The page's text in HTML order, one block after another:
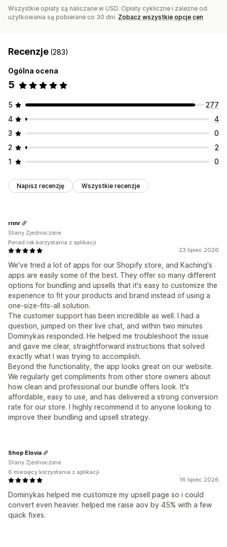
Wszystkie opłaty są naliczane w USD. Opłaty cykliczne i zależne od
użytkowania są pobierane co 30 dni. Zobacz wszystkie opcje cen
Recenzje (283)
Ogólna ocena
5
5
277
4
4
3
0
2
2
1
0
Napisz recenzję Wszystkie recenzje
23 lipiec 2026
We've tried a lot of apps for our Shopify store, and Kaching's
apps are easily some of the best. They offer so many different
options for bundling and upsells that it's easy to customize the
experience to fit your products and brand instead of using a
one-size-fits-all solution.
The customer support has been incredible as well. I had a
question, jumped on their live chat, and within two minutes
Dominykas responded. He helped me troubleshoot the issue
and gave me clear, straightforward instructions that solved
exactly what I was trying to accomplish.
Beyond the functionality, the app looks great on our website.
We regularly get compliments from other store owners about
how clean and professional our bundle offers look. It's
affordable, easy to use, and has delivered a strong conversion
rate for our store. I highly recommend it to anyone looking to
improve their bundling and upsell strategy.
rnnr
Stany Zjednoczone
Ponad rok korzystania z aplikacji
16 lipiec 2026
Dominykas helped me customize my upsell page so i could
convert even heavier. helped me raise aov by 45% with a few
quick fixes.
Shop Elovia
Stany Zjednoczone
6 miesięcy korzystania z aplikacji